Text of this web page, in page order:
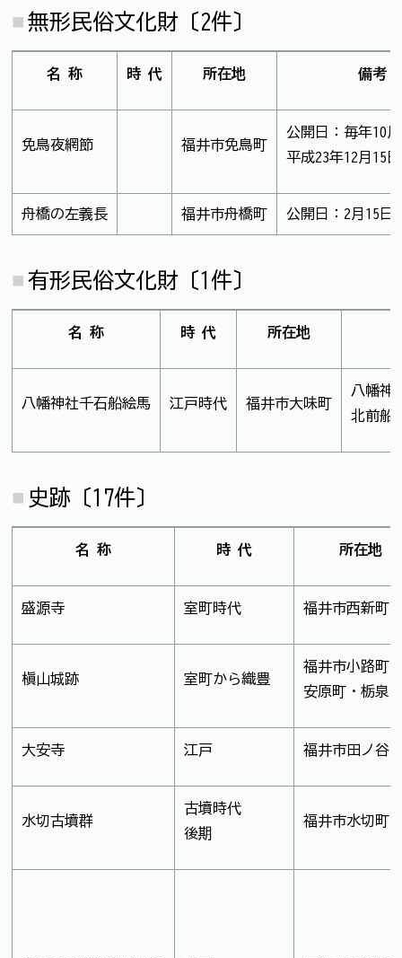
無形民俗文化財〔2件〕
名 称 時 代 所在地 備考
免鳥夜網節 福井市免鳥町
公開日：毎年10
平成23年12月15
舟橋の左義長 福井市舟橋町 公開日：2月15日
有形民俗文化財〔1件〕
名 称 時 代 所在地
八幡神社千石船絵馬 江戸時代 福井市大味町
八幡神
北前船
史跡〔17件〕
名 称 時 代 所在地
盛源寺 室町時代 福井市西新町
槇山城跡 室町から織豊
福井市小路町
安原町・栃泉
大安寺 江戸 福井市田ノ谷
水切古墳群
古墳時代
後期
福井市水切町